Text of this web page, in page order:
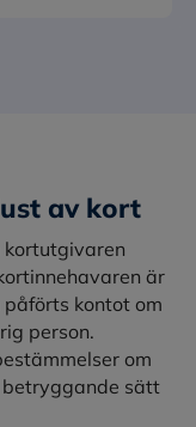
av kort
kortutgivaren
är
kontot om
person.
om
sätt